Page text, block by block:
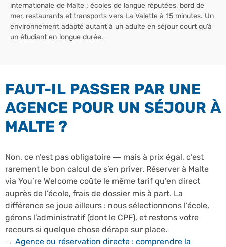
internationale de Malte : écoles de langue réputées, bord de
mer, restaurants et transports vers La Valette à 15 minutes. Un
environnement adapté autant à un adulte en séjour court qu’à
un étudiant en longue durée.
FAUT-IL PASSER PAR UNE
AGENCE POUR UN SÉJOUR À
MALTE ?
Non, ce n’est pas obligatoire — mais à prix égal, c’est
rarement le bon calcul de s’en priver. Réserver à Malte
via You’re Welcome coûte le même tarif qu’en direct
auprès de l’école, frais de dossier mis à part. La
différence se joue ailleurs : nous sélectionnons l’école,
gérons l’administratif (dont le CPF), et restons votre
recours si quelque chose dérape sur place.
→ Agence ou réservation directe : comprendre la